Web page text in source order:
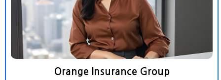
Orange Insurance Group